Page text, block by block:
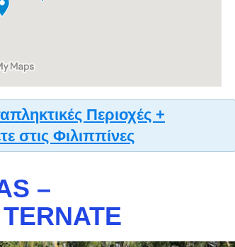
Περιοχές +
στις Φιλιππίνες
–